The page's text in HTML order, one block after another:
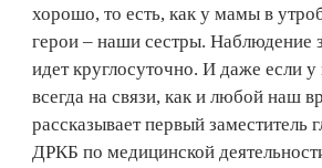
хорошо, то есть, как у мамы в
герои – наши сестры. Наблюдение
идет круглосуточно. И даже если
всегда на связи, как и любой наш
рассказывает первый заместитель
ДРКБ по медицинской